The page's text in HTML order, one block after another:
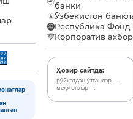
банки
Ўзбекистон
Республика
Корпоратив
Ҳозир сайтда:
рўйхатдан ўтганлар - ...,
меҳмонлар - ...